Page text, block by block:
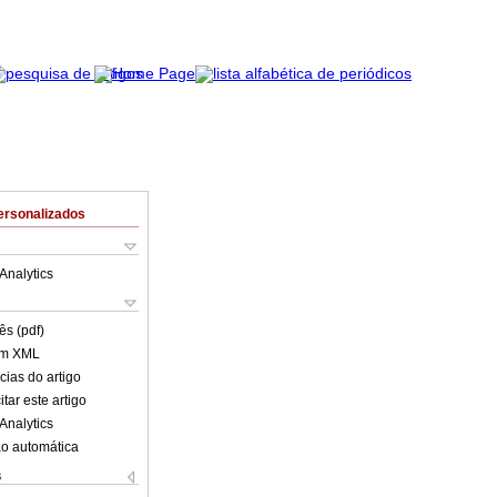
(pdf)
XML
do artigo
este artigo
automática